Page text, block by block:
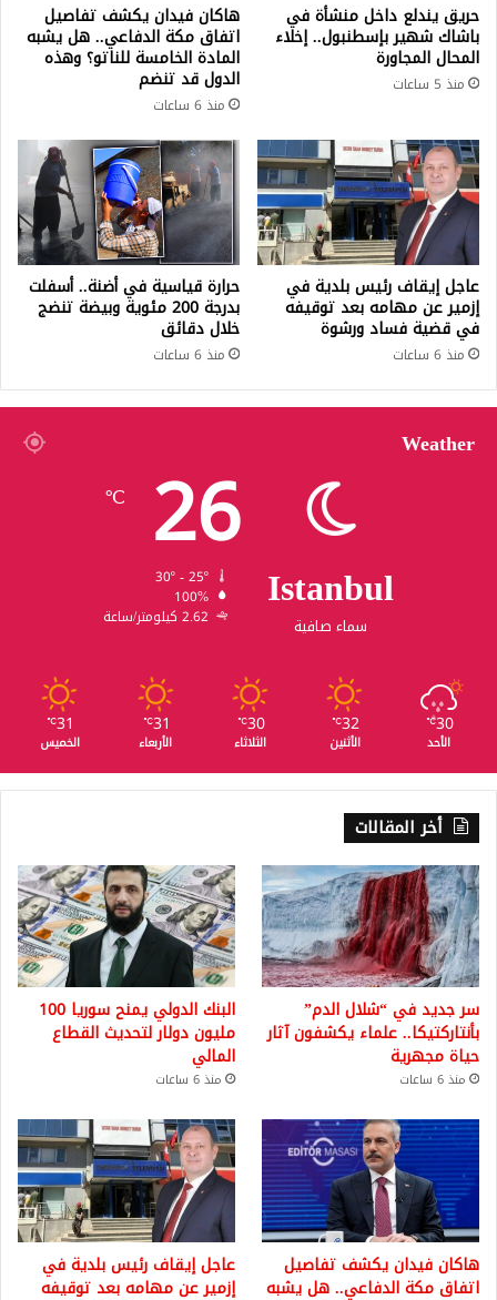
حريق يندلع داخل منشأة في
باشاك شهير بإسطنبول.. إخلاء
المحال المجاورة
منذ 5 ساعات
هاكان فيدان يكشف تفاصيل
اتفاق مكة الدفاعي.. هل يشبه
المادة الخامسة للناتو؟ وهذه
الدول قد تنضم
منذ 6 ساعات
عاجل إيقاف رئيس بلدية في
إزمير عن مهامه بعد توقيفه
في قضية فساد ورشوة
منذ 6 ساعات
حرارة قياسية في أضنة.. أسفلت
بدرجة 200 مئوية وبيضة تنضج
خلال دقائق
منذ 6 ساعات
Weather
Istanbul
سماء صافية
26
℃
100%
2.62 كيلومتر/ساعة
30
℃
الأحد
32
℃
الأثنين
30
℃
الثلاثاء
31
℃
الأربعاء
31
℃
الخميس
أخر المقالات
سر جديد في “شلال الدم”
بأنتاركتيكا.. علماء يكشفون آثار
حياة مجهرية
منذ 6 ساعات
البنك الدولي يمنح سوريا 100
مليون دولار لتحديث القطاع
المالي
منذ 6 ساعات
هاكان فيدان يكشف تفاصيل
اتفاق مكة الدفاعي.. هل يشبه
عاجل إيقاف رئيس بلدية في
إزمير عن مهامه بعد توقيفه